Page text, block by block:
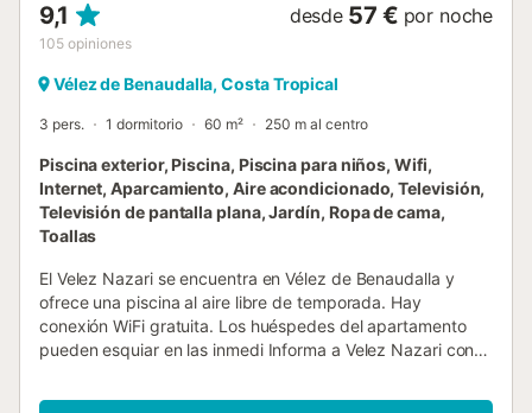
9,1
105 opiniones
desde 57 € por noche
Vélez de Benaudalla, Costa Tropical
3 pers. 1 dormitorio 60 m² 250 m al centro
Piscina exterior, Piscina, Piscina para niños, Wifi,
Internet, Aparcamiento, Aire acondicionado, Televisión,
Televisión de pantalla plana, Jardín, Ropa de cama,
Toallas
El Velez Nazari se encuentra en Vélez de Benaudalla y
ofrece una piscina al aire libre de temporada. Hay
conexión WiFi gratuita. Los huéspedes del apartamento
pueden esquiar en las inmedi Informa a Velez Nazari con
puedes utilizar el apartado de peticiones especiales al